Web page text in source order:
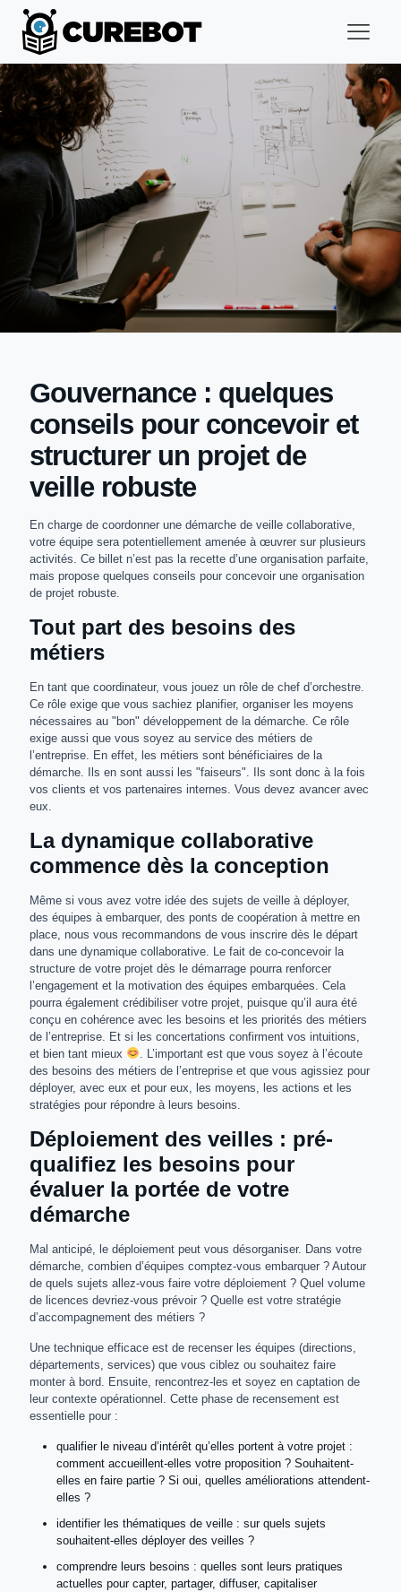
Gouvernance : quelques
conseils pour concevoir et
structurer un projet de
veille robuste
En charge de coordonner une démarche de veille collaborative,
votre équipe sera potentiellement amenée à œuvrer sur plusieurs
activités. Ce billet n’est pas la recette d’une organisation parfaite,
mais propose quelques conseils pour concevoir une organisation
de projet robuste.
Tout part des besoins des
métiers
En tant que coordinateur, vous jouez un rôle de chef d’orchestre.
Ce rôle exige que vous sachiez planifier, organiser les moyens
nécessaires au "bon" développement de la démarche. Ce rôle
exige aussi que vous soyez au service des métiers de
l’entreprise. En effet, les métiers sont bénéficiaires de la
démarche. Ils en sont aussi les "faiseurs". Ils sont donc à la fois
vos clients et vos partenaires internes. Vous devez avancer avec
eux.
La dynamique collaborative
commence dès la conception
Même si vous avez votre idée des sujets de veille à déployer,
des équipes à embarquer, des ponts de coopération à mettre en
place, nous vous recommandons de vous inscrire dès le départ
dans une dynamique collaborative. Le fait de co-concevoir la
structure de votre projet dès le démarrage pourra renforcer
l’engagement et la motivation des équipes embarquées. Cela
pourra également crédibiliser votre projet, puisque qu’il aura été
conçu en cohérence avec les besoins et les priorités des métiers
de l’entreprise. Et si les concertations confirment vos intuitions,
et bien tant mieux
. L’important est que vous soyez à l’écoute
des besoins des métiers de l’entreprise et que vous agissiez pour
déployer, avec eux et pour eux, les moyens, les actions et les
stratégies pour répondre à leurs besoins.
Déploiement des veilles : pré-
qualifiez les besoins pour
évaluer la portée de votre
démarche
Mal anticipé, le déploiement peut vous désorganiser. Dans votre
démarche, combien d’équipes comptez-vous embarquer ? Autour
de quels sujets allez-vous faire votre déploiement ? Quel volume
de licences devriez-vous prévoir ? Quelle est votre stratégie
d’accompagnement des métiers ?
Une technique efficace est de recenser les équipes (directions,
départements, services) que vous ciblez ou souhaitez faire
monter à bord. Ensuite, rencontrez-les et soyez en captation de
leur contexte opérationnel. Cette phase de recensement est
essentielle pour :
qualifier le niveau d’intérêt qu’elles portent à votre projet :
comment accueillent-elles votre proposition ? Souhaitent-
elles en faire partie ? Si oui, quelles améliorations attendent-
elles ?
identifier les thématiques de veille : sur quels sujets
souhaitent-elles déployer des veilles ?
comprendre leurs besoins : quelles sont leurs pratiques
actuelles pour capter, partager, diffuser, capitaliser